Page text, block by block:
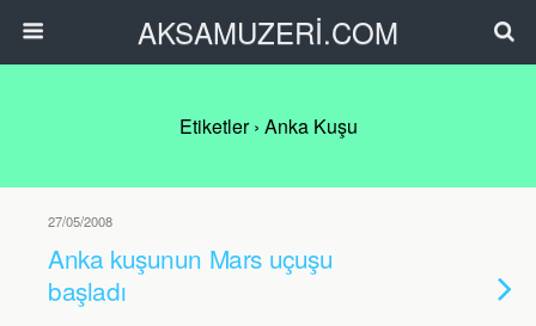
AKSAMUZERİ.COM
Etiketler › Anka Kuşu
27/05/2008
Anka kuşunun Mars uçuşu
başladı